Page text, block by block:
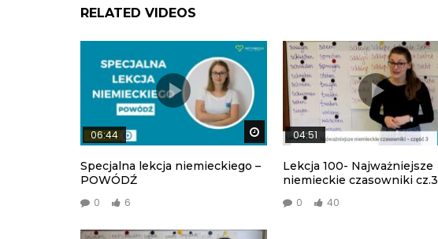
RELATED VIDEOS
Watch Later
06:44
Specjalna lekcja niemieckiego –
POWÓDŹ
0 6
04:51
Lekcja 100- Najważniejsze
niemieckie czasowniki cz.3
0 40